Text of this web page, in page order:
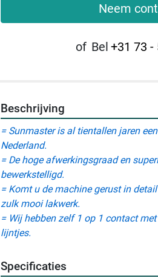
Neem
of Bel +31 73 -
Beschrijving
= Sunmaster is al tientallen jaren
Nederland.
= De hoge afwerkingsgraad en
bewerkstelligd.
= Komt u de machine gerust in
zulk mooi lakwerk.
= Wij hebben zelf 1 op 1 contact
lijntjes.
Specificaties